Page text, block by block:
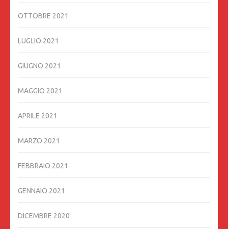
OTTOBRE 2021
LUGLIO 2021
GIUGNO 2021
MAGGIO 2021
APRILE 2021
MARZO 2021
FEBBRAIO 2021
GENNAIO 2021
DICEMBRE 2020